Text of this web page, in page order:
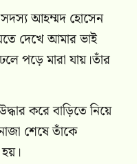
সদস্য আহম্মদ হোসেন
দেখে আমার ভাই
পড়ে মারা যায়।তাঁর
করে বাড়িতে নিয়ে
শেষে তাঁকে